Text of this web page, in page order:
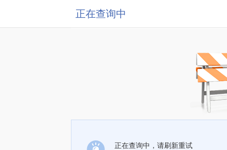
正在查询中
正在查询中，请刷新重试